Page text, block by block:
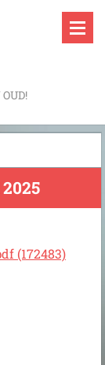
(172483)